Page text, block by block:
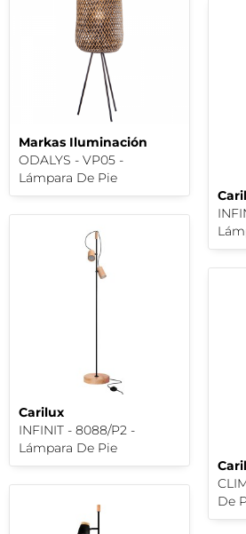
Markas Iluminación
ODALYS - VP05 -
Lámpara De Pie
Carilux
INFINIT - 8088/P2 -
Lámpara De Pie
De